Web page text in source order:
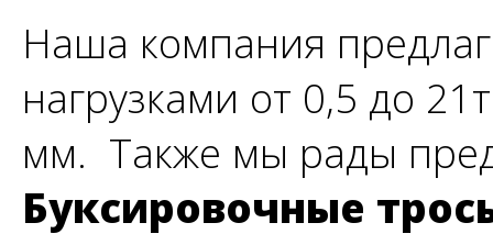
Наша компания
нагрузками от 0,5 до
мм. Также мы рады
Буксировочные